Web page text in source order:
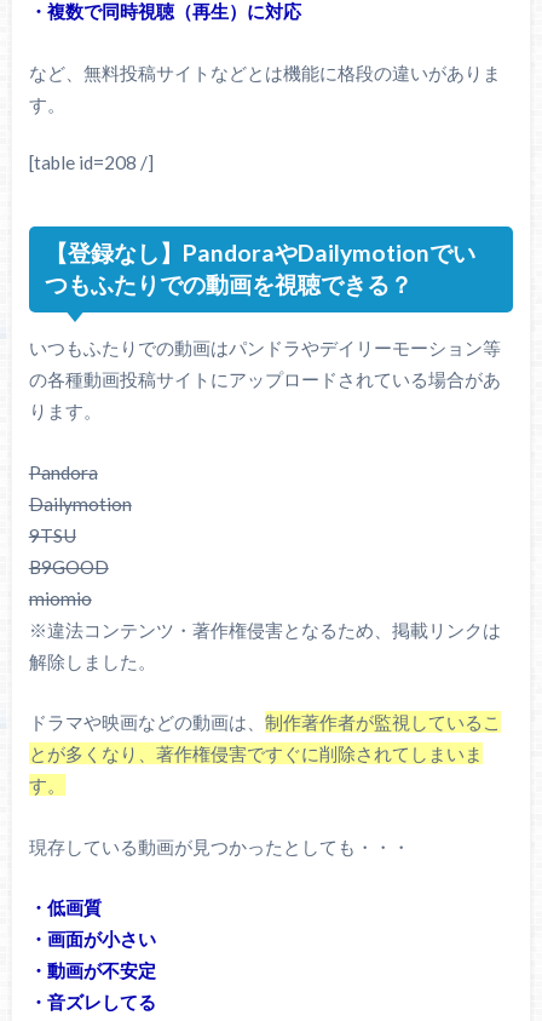
・複数で同時視聴（再生）に対応
など、無料投稿サイトなどとは機能に格段の違いがありま
す。
[table id=208 /]
【登録なし】PandoraやDailymotionでい
つもふたりでの動画を視聴できる？
いつもふたりでの動画はパンドラやデイリーモーション等
の各種動画投稿サイトにアップロードされている場合があ
ります。
Pandora
Dailymotion
9TSU
B9GOOD
miomio
※違法コンテンツ・著作権侵害となるため、掲載リンクは
解除しました。
ドラマや映画などの動画は、 制作著作者が監視しているこ
とが多くなり、著作権侵害ですぐに削除されてしまいま
す。
現存している動画が見つかったとしても・・・
・低画質
・画面が小さい
・動画が不安定
・音ズレしてる